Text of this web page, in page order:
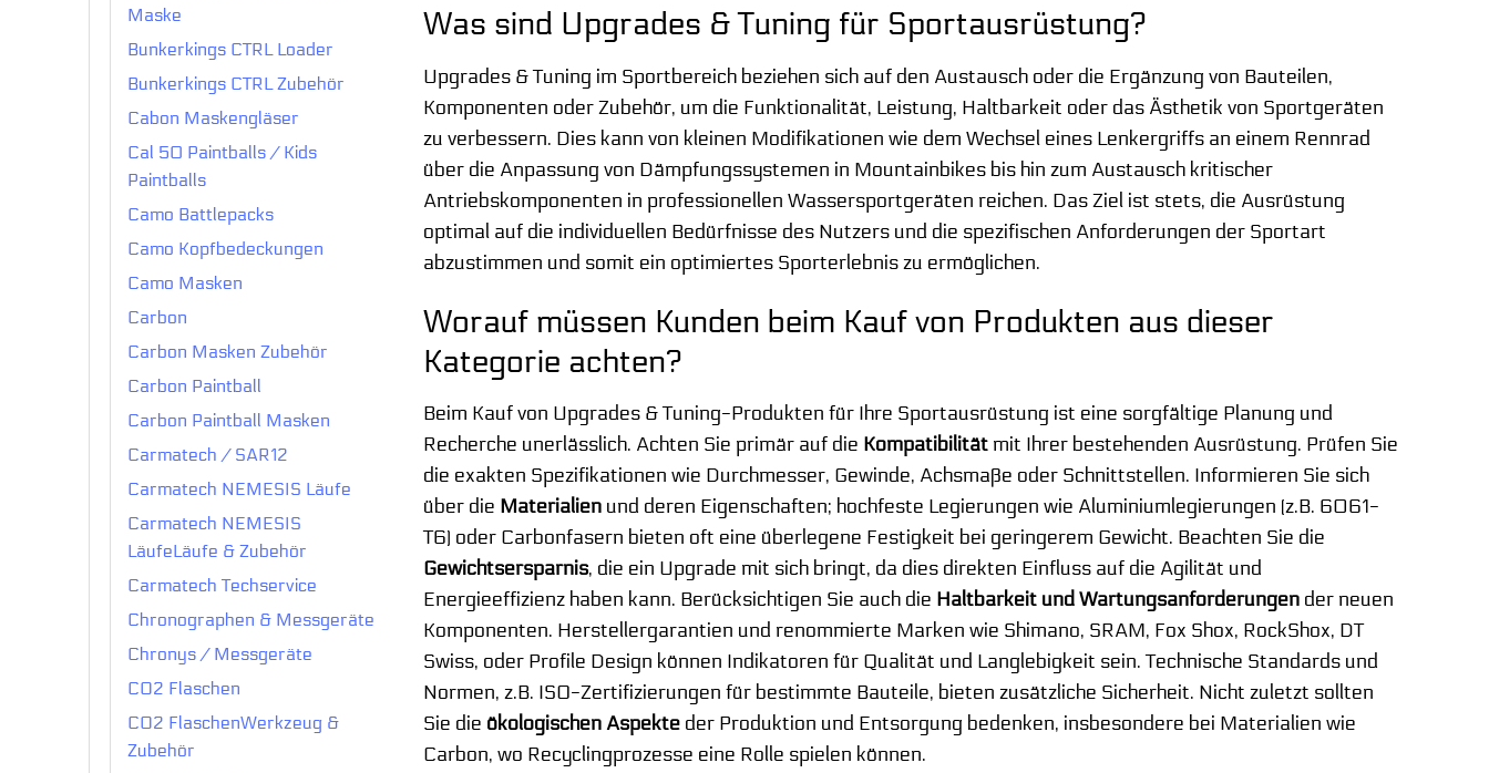
Maske
Bunkerkings CTRL Loader
Bunkerkings CTRL Zubehör
Cabon Maskengläser
Cal 50 Paintballs / Kids
Paintballs
Camo Battlepacks
Camo Kopfbedeckungen
Camo Masken
Carbon
Carbon Masken Zubehör
Carbon Paintball
Carbon Paintball Masken
Carmatech / SAR12
Carmatech NEMESIS Läufe
Carmatech NEMESIS
LäufeLäufe & Zubehör
Carmatech Techservice
Chronographen & Messgeräte
Chronys / Messgeräte
CO2 Flaschen
CO2 FlaschenWerkzeug &
Zubehör
Was sind Upgrades & Tuning für Sportausrüstung?
Upgrades & Tuning im Sportbereich beziehen sich auf den Austausch oder die Ergänzung von Bauteilen,
Komponenten oder Zubehör, um die Funktionalität, Leistung, Haltbarkeit oder das Ästhetik von Sportgeräten
zu verbessern. Dies kann von kleinen Modifikationen wie dem Wechsel eines Lenkergriffs an einem Rennrad
über die Anpassung von Dämpfungssystemen in Mountainbikes bis hin zum Austausch kritischer
Antriebskomponenten in professionellen Wassersportgeräten reichen. Das Ziel ist stets, die Ausrüstung
optimal auf die individuellen Bedürfnisse des Nutzers und die spezifischen Anforderungen der Sportart
abzustimmen und somit ein optimiertes Sporterlebnis zu ermöglichen.
Worauf müssen Kunden beim Kauf von Produkten aus dieser
Kategorie achten?
Beim Kauf von Upgrades & Tuning-Produkten für Ihre Sportausrüstung ist eine sorgfältige Planung und
Recherche unerlässlich. Achten Sie primär auf die Kompatibilität mit Ihrer bestehenden Ausrüstung. Prüfen Sie
die exakten Spezifikationen wie Durchmesser, Gewinde, Achsmaße oder Schnittstellen. Informieren Sie sich
über die Materialien und deren Eigenschaften; hochfeste Legierungen wie Aluminiumlegierungen (z.B. 6061-
T6) oder Carbonfasern bieten oft eine überlegene Festigkeit bei geringerem Gewicht. Beachten Sie die
Gewichtsersparnis, die ein Upgrade mit sich bringt, da dies direkten Einfluss auf die Agilität und
Energieeffizienz haben kann. Berücksichtigen Sie auch die Haltbarkeit und Wartungsanforderungen der neuen
Komponenten. Herstellergarantien und renommierte Marken wie Shimano, SRAM, Fox Shox, RockShox, DT
Swiss, oder Profile Design können Indikatoren für Qualität und Langlebigkeit sein. Technische Standards und
Normen, z.B. ISO-Zertifizierungen für bestimmte Bauteile, bieten zusätzliche Sicherheit. Nicht zuletzt sollten
Sie die ökologischen Aspekte der Produktion und Entsorgung bedenken, insbesondere bei Materialien wie
Carbon, wo Recyclingprozesse eine Rolle spielen können.